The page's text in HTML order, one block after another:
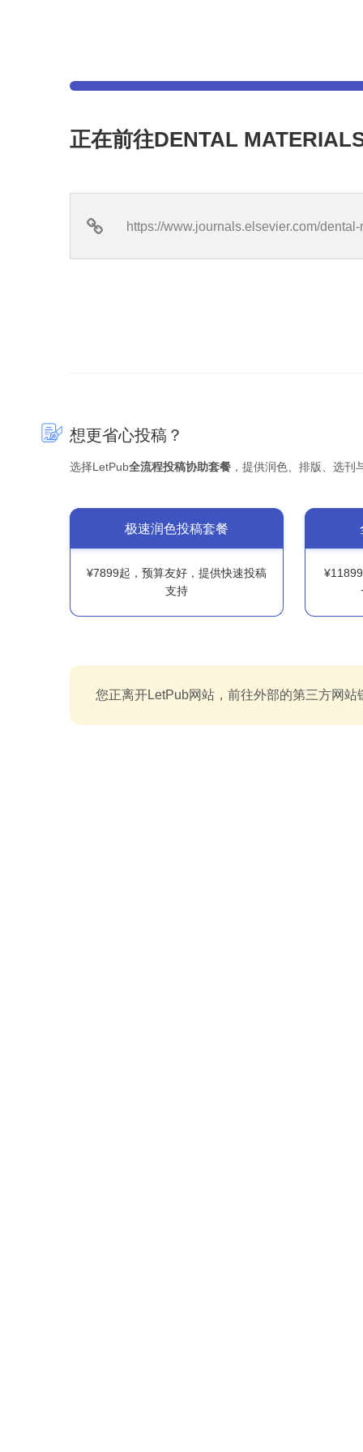
正在前往DENTAL
https://www.journals.elsevier.com/
想更省心投稿？
选择LetPub全流程投稿协助套餐 ，提供润色、排版、选
极速润色投稿套餐
¥7899起，预算友好，提供快速投稿
支持
您正离开LetPub网站，前往外部的第三方网